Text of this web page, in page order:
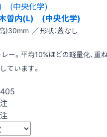
曽内(L) (中央化学)
)30mm ／ 形状：蓋なし
ー。平均10%ほどの軽量化、重
ています。